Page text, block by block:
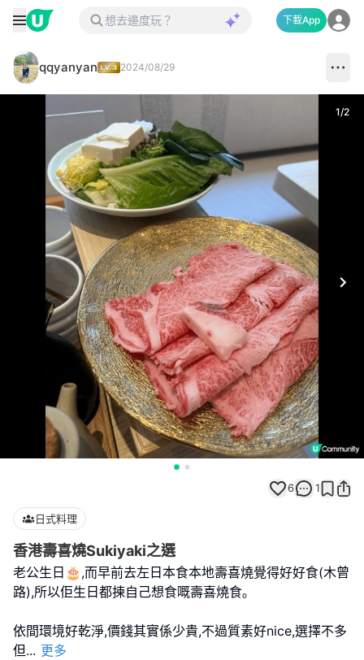
下載App
qqyanyan 2024/08/29
1/2
6 1
日式料理
香港壽喜燒Sukiyaki之選
老公生日🎂,而早前去左日本食本地壽喜燒覺得好好食(木曾
路),所以佢生日都揀自己想食嘅壽喜燒食｡
依間環境好乾淨,價錢其實係少貴,不過質素好nice,選擇不多
但... 更多